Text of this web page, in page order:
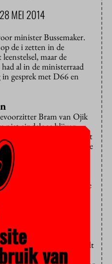
28 MEI 2014
minister Bussemaker.
de i zetten in de
maar de
al in de ministerraad
gesprek met D66 en
Bram van Ojik
niet eindeloos blijven
dat de partij zegt
het niet”,
hij tegen de
liet DWARS, de
weten, niet achter de
al maanden met
afschaffen van de
op hun eind, er wordt
zou het akkoord
van